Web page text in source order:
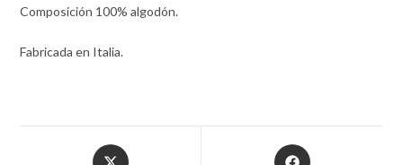
Composición 100% algodón.
Fabricada en Italia.
Opens
Opens